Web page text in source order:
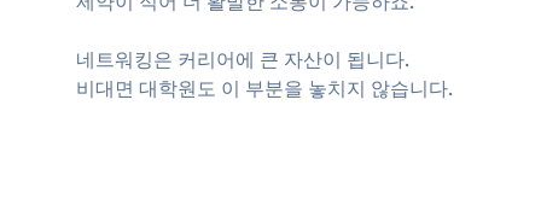
네트워킹은 커리어에 큰 자산이 됩니다.
비대면 대학원도 이 부분을 놓치지 않습니다.